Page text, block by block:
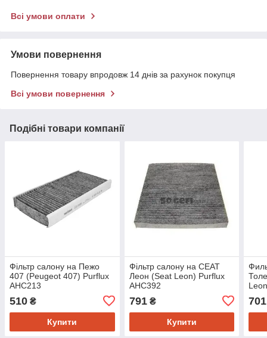
Всі умови оплати
Умови повернення
Повернення товару впродовж 14 днів за рахунок покупця
Всі умови повернення
Подібні товари компанії
Фільтр салону на Пежо
407 (Peugeot 407) Purflux
AHC213
510 ₴
Купити
Фільтр салону на CEAT
Леон (Seat Leon) Purflux
AHC392
791₴
Купити
701